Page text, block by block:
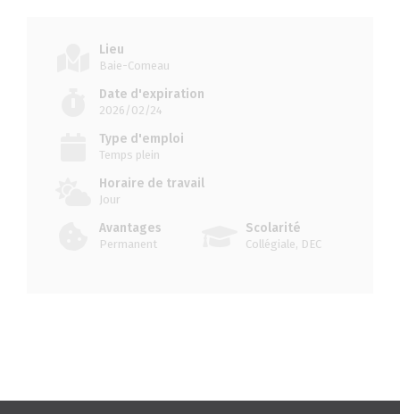
Lieu
Baie-Comeau
Date d'expiration
2026/02/24
Type d'emploi
Temps plein
Horaire de travail
Jour
Avantages
Permanent
Scolarité
Collégiale, DEC